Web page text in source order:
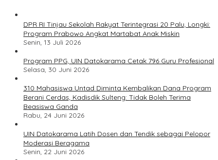
DPR RI Tinjau Sekolah Rakyat Terintegrasi 20 Palu, Longki:
Program Prabowo Angkat Martabat Anak Miskin
Senin, 13 Juli 2026
Program PPG, UIN Datokarama Cetak 796 Guru Profesional
Selasa, 30 Juni 2026
310 Mahasiswa Untad Diminta Kembalikan Dana Program
Berani Cerdas, Kadisdik Sulteng: Tidak Boleh Terima
Beasiswa Ganda
Rabu, 24 Juni 2026
UIN Datokarama Latih Dosen dan Tendik sebagai Pelopor
Moderasi Beragama
Senin, 22 Juni 2026